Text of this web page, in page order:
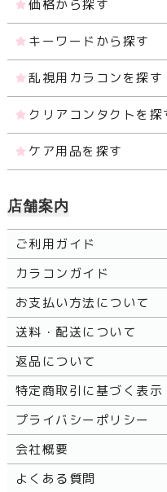
価格から探す
キーワードから探す
乱視用カラコンを探す
クリアコンタクトを探
ケア用品を探す
店舗案内
ご利用ガイド
カラコンガイド
お支払い方法について
送料・配送について
返品について
特定商取引に基づく表示
プライバシーポリシー
会社概要
よくある質問